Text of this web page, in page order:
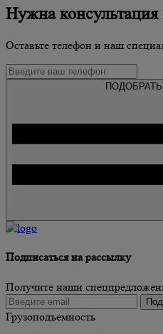
Нужна консультация
Оставьте телефон и наш
ПОДОБРАТЬ
Подписаться на рассылку
Получите наши
Грузоподъемность